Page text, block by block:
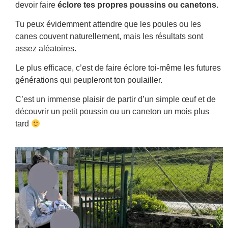
devoir faire éclore tes propres poussins ou canetons.
Tu peux évidemment attendre que les poules ou les
canes couvent naturellement, mais les résultats sont
assez aléatoires.
Le plus efficace, c’est de faire éclore toi-même les futures
générations qui peupleront ton poulailler.
C’est un immense plaisir de partir d’un simple œuf et de
découvrir un petit poussin ou un caneton un mois plus
tard